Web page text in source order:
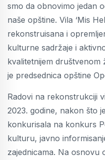
smo da obnovimo jedan
naše opštine. Vila ‘Mis
rekonstruisana i
kulturne sadržaje i
kvalitetnijem društvenom
je predsednica opštine
Radovi na rekonstrukciji
2023. godine, nakon što
konkurisala na konkurs
kulturu, javno
zajednicama. Na osnovu